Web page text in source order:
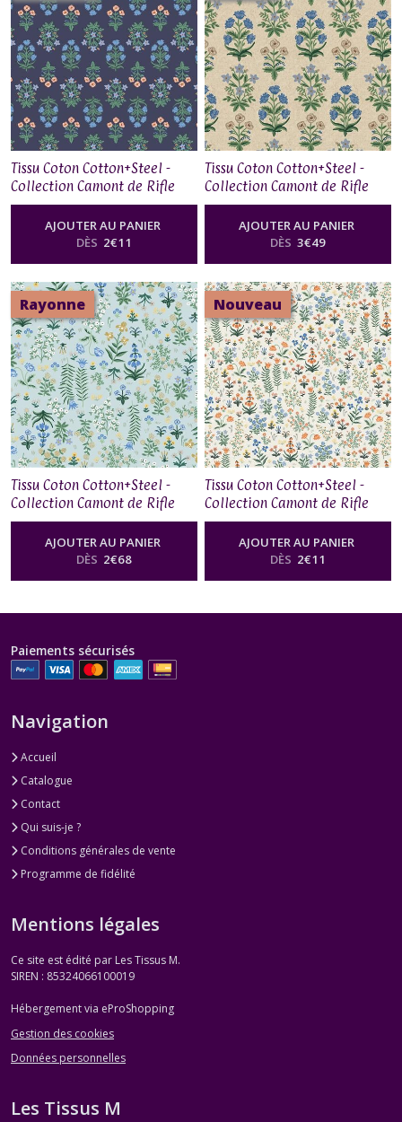
Tissu Coton Cotton+Steel -
Collection Camont de Rifle
Paper Co - Menagerie Mugal
AJOUTER AU PANIER
DÈS 2€11
Tissu Coton Cotton+Steel -
Collection Camont de Rifle
Paper Co - Menagerie Mugal
AJOUTER AU PANIER
DÈS 3€49
Rayonne
Tissu Coton Cotton+Steel -
Collection Camont de Rifle
Paper Co - Menagerie Garden
AJOUTER AU PANIER
DÈS 2€68
Nouveau
Tissu Coton Cotton+Steel -
Collection Camont de Rifle
Paper Co - Menagerie Garden
CreamAJOUTER AU PANIER
DÈS 2€11
Paiements sécurisés
Navigation
Accueil
Catalogue
Contact
Qui suis-je ?
Conditions générales de vente
Programme de fidélité
Mentions légales
Ce site est édité par Les Tissus M.
SIREN : 85324066100019
Hébergement via eProShopping
Gestion des cookies
Données personnelles
Les Tissus M